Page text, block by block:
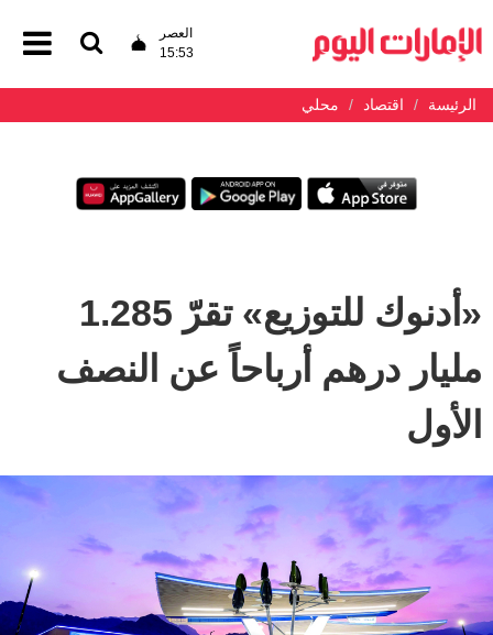
العصر
15:53
الرئيسة اقتصاد محلي
«أدنوك للتوزيع» تقرّ 1.285
مليار درهم أرباحاً عن النصف
الأول